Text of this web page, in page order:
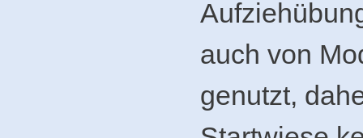
auch von
genutzt,